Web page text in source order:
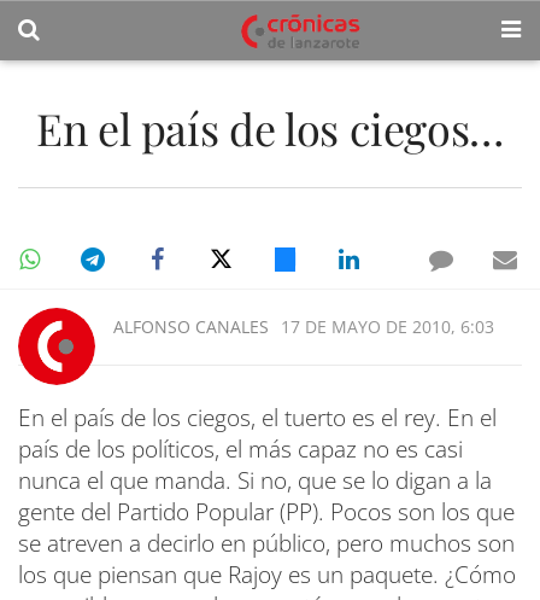
En el país de los ciegos…
ALFONSO CANALES 17 DE MAYO DE 2010, 6:03
En el país de los ciegos, el tuerto es el rey. En el
país de los políticos, el más capaz no es casi
nunca el que manda. Si no, que se lo digan a la
gente del Partido Popular (PP). Pocos son los que
se atreven a decirlo en público, pero muchos son
los que piensan que Rajoy es un paquete. ¿Cómo